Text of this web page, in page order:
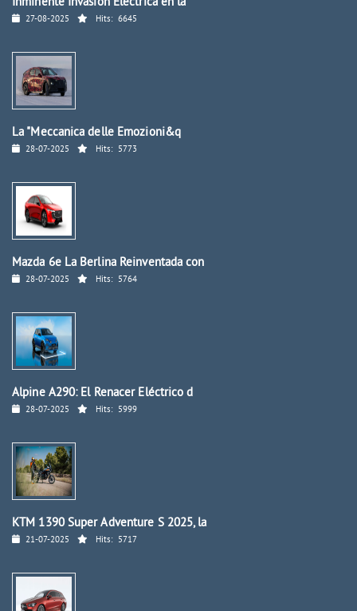
Inminente Invasión Eléctrica en la
27-08-2025 Hits: 6645
La "Meccanica delle Emozioni&q
28-07-2025 Hits: 5773
Mazda 6e La Berlina Reinventada con
28-07-2025 Hits: 5764
Alpine A290: El Renacer Eléctrico d
28-07-2025 Hits: 5999
KTM 1390 Super Adventure S 2025, la
21-07-2025 Hits: 5717